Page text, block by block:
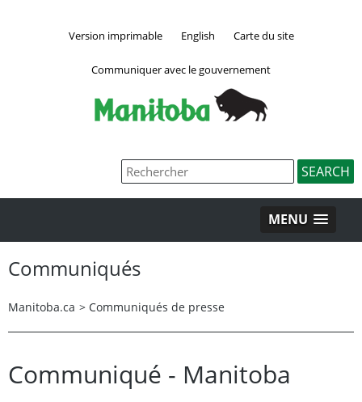
Version imprimable English Carte du site
Communiquer avec le gouvernement
MENU
Communiqués
Manitoba.ca > Communiqués de presse
Communiqué - Manitoba